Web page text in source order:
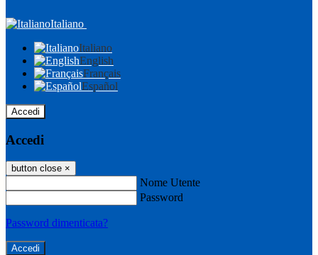
Italiano
Italiano
English
Français
Español
Accedi
Accedi
button close ×
Nome Utente
Password
Password dimenticata?